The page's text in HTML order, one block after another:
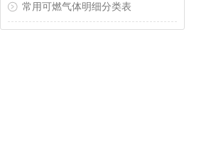
常用可燃气体明细分类表